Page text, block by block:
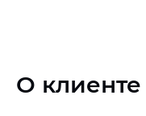
О клиенте